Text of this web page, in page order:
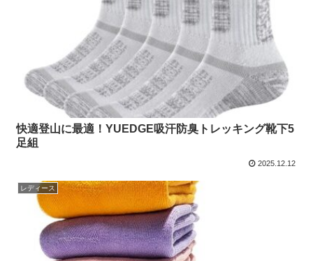
快適登山に最適！YUEDGE吸汗防臭トレッキング靴下5
足組
2025.12.12
レディース